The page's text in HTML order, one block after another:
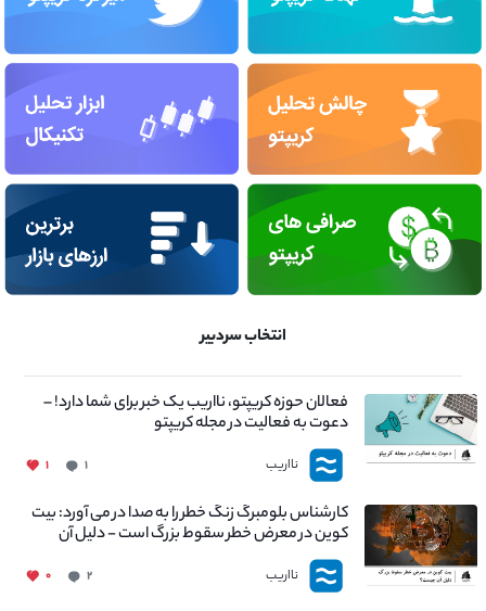
انتخاب سردبیر
فعالان حوزه کریپتو، نااریب یک خبر برای شما دارد! –
دعوت به فعالیت در مجله کریپتو
نااریب ۱ ۱
کارشناس بلومبرگ زنگ خطر را به صدا در می آورد: بیت
کوین در معرض خطر سقوط بزرگ است - دلیل آن
چیست؟
نااریب ۲ ۰